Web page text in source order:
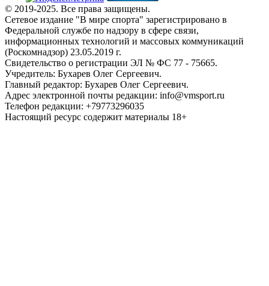
© 2019-2025. Все права защищены.
Сетевое издание "В мире спорта" зарегистрировано в
Федеральной службе по надзору в сфере связи,
информационных технологий и массовых коммуникаций
(Роскомнадзор) 23.05.2019 г.
Свидетельство о регистрации ЭЛ № ФС 77 - 75665.
Учредитель: Бухарев Олег Сергеевич.
Главный редактор: Бухарев Олег Сергеевич.
Адрес электронной почты редакции: info@vmsport.ru
Телефон редакции: +79773296035
Настоящий ресурс содержит материалы 18+